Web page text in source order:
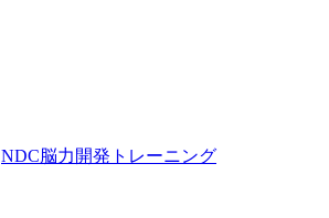
NDC脳力開発トレーニング